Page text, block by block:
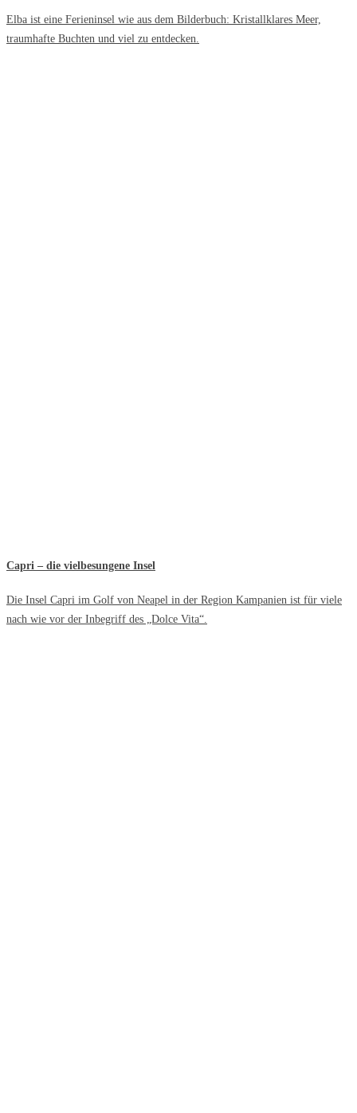
Elba ist eine Ferieninsel wie aus dem Bilderbuch: Kristallklares Meer,
traumhafte Buchten und viel zu entdecken.
Capri – die vielbesungene Insel
Die Insel Capri im Golf von Neapel in der Region Kampanien ist für viele
nach wie vor der Inbegriff des „Dolce Vita“.